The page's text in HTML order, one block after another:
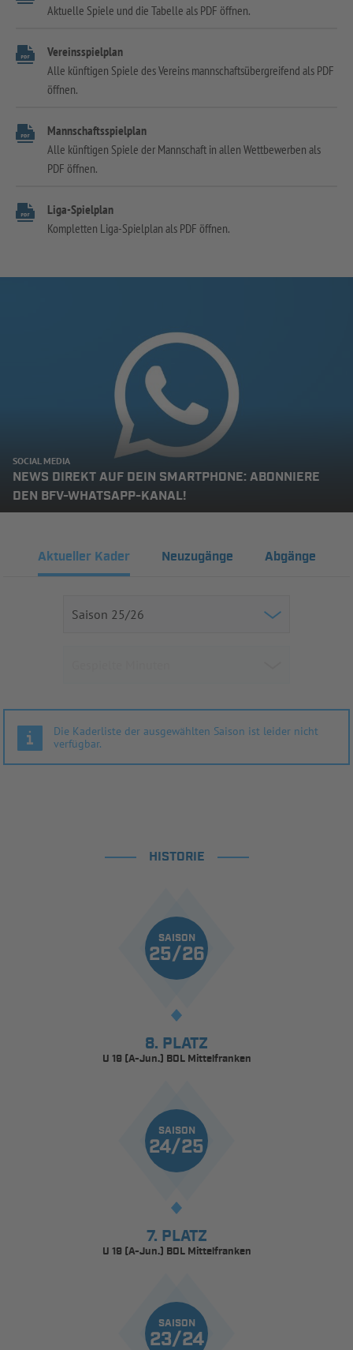
Aktuelle Spiele und die Tabelle als PDF öffnen.
Vereinsspielplan
Alle künftigen Spiele des Vereins mannschaftsübergreifend als PDF
öffnen.
Mannschaftsspielplan
Alle künftigen Spiele der Mannschaft in allen Wettbewerben als
PDF öffnen.
Liga-Spielplan
Kompletten Liga-Spielplan als PDF öffnen.
SOCIAL MEDIA
NEWS DIREKT AUF DEIN SMARTPHONE: ABONNIERE
DEN BFV-WHATSAPP-KANAL!
Aktueller Kader Neuzugänge Abgänge
Die Kaderliste der ausgewählten Saison ist leider nicht
verfügbar.
HISTORIE
SAISON
25/26
8. PLATZ
U 19 (A-Jun.) BOL Mittelfranken
SAISON
24/25
7. PLATZ
U 19 (A-Jun.) BOL Mittelfranken
SAISON
23/24